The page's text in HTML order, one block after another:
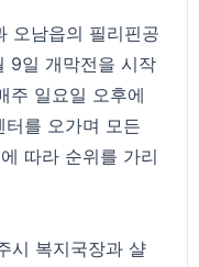
오남읍의 필리핀공
9일 개막전을 시작
주 일요일 오후에
터를 오가며 모든
따라 순위를 가리
시 복지국장과 샬